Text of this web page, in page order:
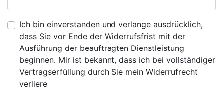
Ich bin einverstanden und verlange ausdrücklich,
dass Sie vor Ende der Widerrufsfrist mit der
Ausführung der beauftragten Dienstleistung
beginnen. Mir ist bekannt, dass ich bei vollständiger
Vertragserfüllung durch Sie mein Widerrufrecht
verliere